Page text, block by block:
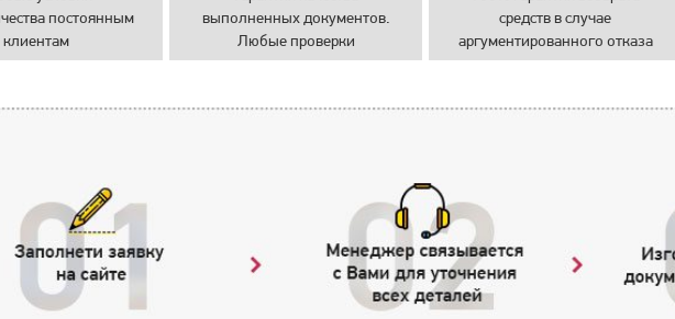
постоянным
клиентам
выполненных документов.
Любые проверки
средств в случае
аргументированного отказа